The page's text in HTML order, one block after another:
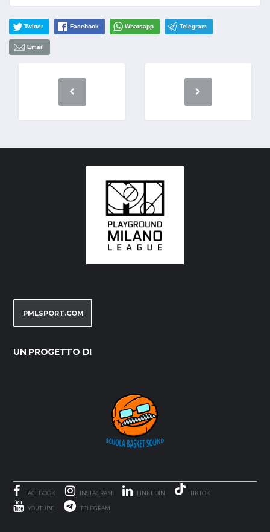
Twitter Facebook Whatsapp Telegram
Email
PMLSPORT.COM
UN PROGETTO DI
FACEBOOK INSTAGRAM LINKEDIN TIKTOK
YOUTUBE TELEGRAM